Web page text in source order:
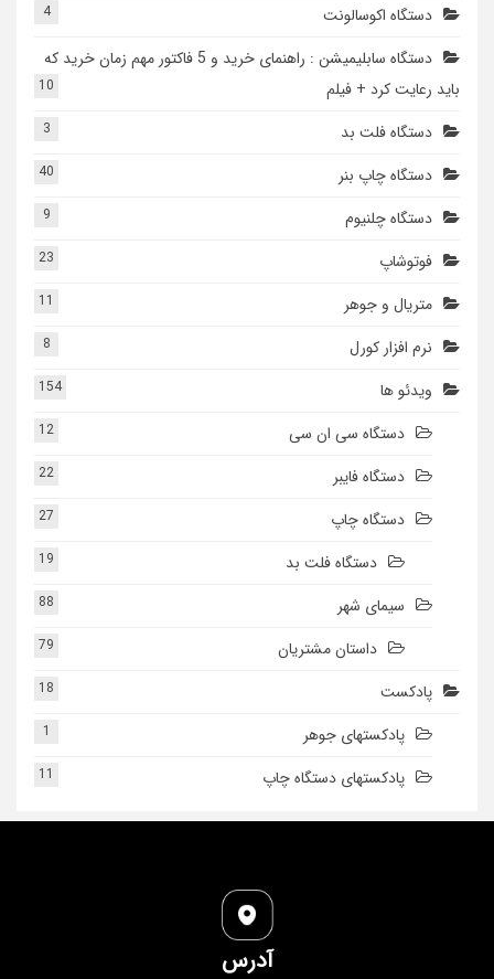
دستگاه اکوسالونت 4
دستگاه سابلیمیشن : راهنمای خرید و 5 فاکتور مهم زمان خرید که
باید رعایت کرد + فیلم
10
دستگاه فلت بد 3
دستگاه چاپ بنر 40
دستگاه چلنیوم 9
فوتوشاپ 23
متریال و جوهر 11
نرم افزار کورل 8
ویدئو ها 154
دستگاه سی ان سی 12
دستگاه فایبر 22
دستگاه چاپ 27
دستگاه فلت بد 19
سیمای شهر 88
داستان مشتریان 79
پادکست 18
پادکستهای جوهر 1
پادکستهای دستگاه چاپ 11
آدرس